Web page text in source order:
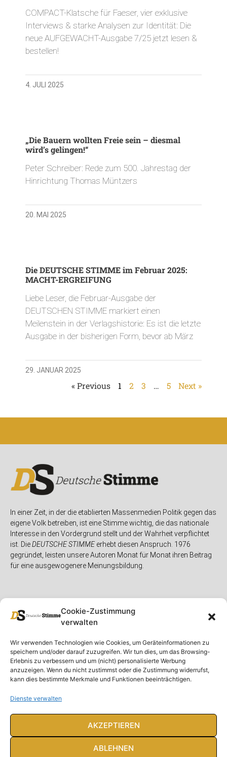
Cookie-Zustimmung
verwalten
Wir verwenden Technologien wie Cookies, um Geräteinformationen zu
speichern und/oder darauf zuzugreifen. Wir tun dies, um das Browsing-
Erlebnis zu verbessern und um (nicht) personalisierte Werbung
anzuzeigen. Wenn du nicht zustimmst oder die Zustimmung widerrufst,
kann dies bestimmte Merkmale und Funktionen beeinträchtigen.
Dienste verwalten
AKZEPTIEREN
ABLEHNEN
COMPACT-Klatsche für Faeser, vier exklusive
Interviews & starke Analysen zur Identität: Die
neue AUFGEWACHT-Ausgabe 7/25 jetzt lesen &
bestellen!
4. JULI 2025
„Die Bauern wollten Freie sein – diesmal
wird’s gelingen!“
Peter Schreiber: Rede zum 500. Jahrestag der
Hinrichtung Thomas Müntzers
20. MAI 2025
Die DEUTSCHE STIMME im Februar 2025:
MACHT-ERGREIFUNG
Liebe Leser, die Februar-Ausgabe der
DEUTSCHEN STIMME markiert einen
Meilenstein in der Verlagshistorie: Es ist die letzte
Ausgabe in der bisherigen Form, bevor ab März
29. JANUAR 2025
« Previous 1 2 3 … 5 Next »
In einer Zeit, in der die etablierten Massenmedien Politik gegen das
eigene Volk betreiben, ist eine Stimme wichtig, die das nationale
Interesse in den Vordergrund stellt und der Wahrheit verpflichtet
ist. DieDEUTSCHE STIMMEerhebt diesen Anspruch. 1976
gegründet, leisten unsere Autoren Monat für Monat ihren Beitrag
für eine ausgewogenere Meinungsbildung.
Unser Magazin
Spenden
Ausgaben
Abonnieren
Rubriken
Deutschland
Ausland
Feuilleton
Rechtliches
Rechtliche Hinweise
Impressum
Datenschutzerklärung